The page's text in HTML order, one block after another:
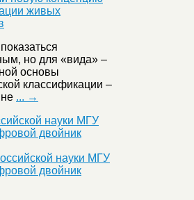
но для «вида» –
основы
классификации –
... →
науки МГУ
двойник